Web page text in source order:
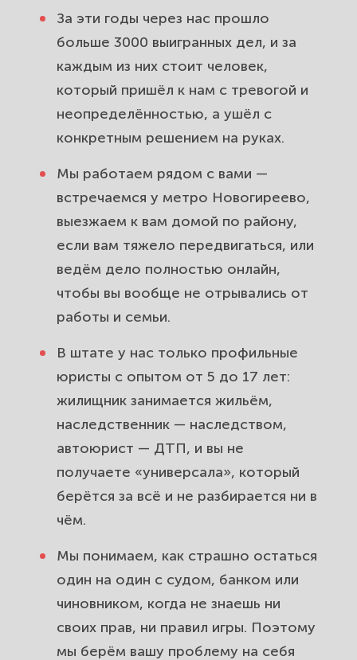
жителей Ивановского. Отстоим
ваши права.
Сопровождаем ваше дело от
первой консультации до
результата. Выезд по району
За эти годы через нас прошло
больше 3000 выигранных дел, и за
каждым из них стоит человек,
который пришёл к нам с тревогой и
неопределённостью, а ушёл с
конкретным решением на руках.
Мы работаем рядом с вами —
встречаемся у метро Новогиреево,
выезжаем к вам домой по району,
если вам тяжело передвигаться, или
ведём дело полностью онлайн,
чтобы вы вообще не отрывались от
работы и семьи.
В штате у нас только профильные
юристы с опытом от 5 до 17 лет:
жилищник занимается жильём,
наследственник — наследством,
автоюрист — ДТП, и вы не
получаете «универсала», который
берётся за всё и не разбирается ни в
чём.
Мы понимаем, как страшно остаться
один на один с судом, банком или
чиновником, когда не знаешь ни
своих прав, ни правил игры. Поэтому
мы берём вашу проблему на себя